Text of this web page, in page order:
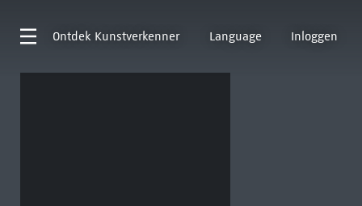
Ontdek Kunstverkenner Language Inloggen